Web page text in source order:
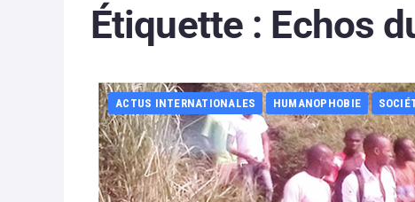
Étiquette : Echos
ACTUS INTERNATIONALES HUMANOPHOBIE